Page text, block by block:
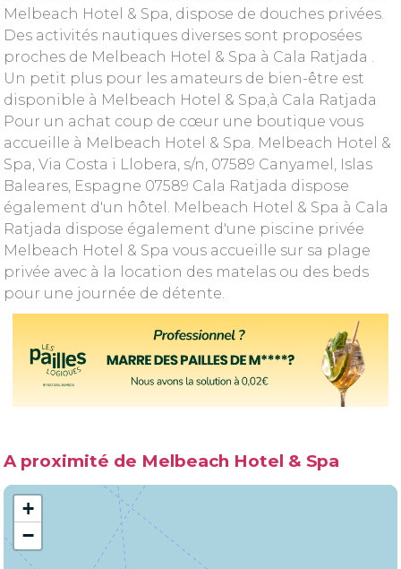
Melbeach Hotel & Spa, dispose de douches privées.
Des activités nautiques diverses sont proposées
proches de Melbeach Hotel & Spa à Cala Ratjada .
Un petit plus pour les amateurs de bien-être est
disponible à Melbeach Hotel & Spa,à Cala Ratjada
Pour un achat coup de cœur une boutique vous
accueille à Melbeach Hotel & Spa. Melbeach Hotel &
Spa, Via Costa i Llobera, s/n, 07589 Canyamel, Islas
Baleares, Espagne 07589 Cala Ratjada dispose
également d'un hôtel. Melbeach Hotel & Spa à Cala
Ratjada dispose également d'une piscine privée
Melbeach Hotel & Spa vous accueille sur sa plage
privée avec à la location des matelas ou des beds
pour une journée de détente.
A proximité de Melbeach Hotel & Spa
+
−